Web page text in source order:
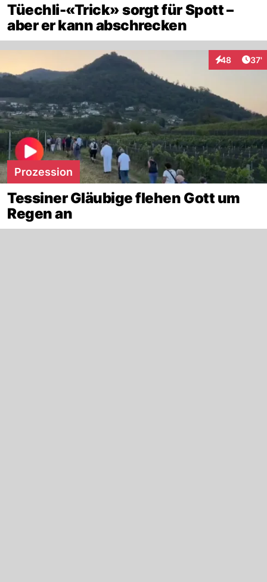
Tüechli-«Trick» sorgt für Spott –
aber er kann abschrecken
48
Interaktionen
37'
Prozession
Tessiner Gläubige flehen Gott um
Regen an